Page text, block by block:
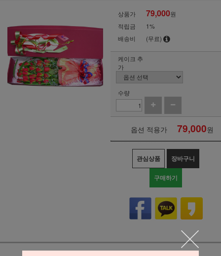
상품가 79,000원
적립금
1%
배송비
(무료)
케이크 추
가
수량
옵션 적용가 79,000원
관심상품 장바구니
구매하기